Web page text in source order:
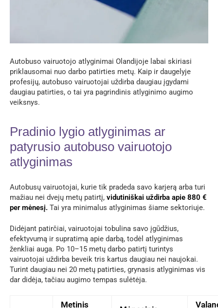
Autobuso vairuotojo atlyginimai Olandijoje labai skiriasi
priklausomai nuo darbo patirties metų. Kaip ir daugelyje
profesijų, autobuso vairuotojai uždirba daugiau įgydami
daugiau patirties, o tai yra pagrindinis atlyginimo augimo
veiksnys.
Pradinio lygio atlyginimas ar
patyrusio autobuso vairuotojo
atlyginimas
Autobusų vairuotojai, kurie tik pradeda savo karjerą arba turi
mažiau nei dvejų metų patirtį, vidutiniškai uždirba apie 880 €
per mėnesį. Tai yra minimalus atlyginimas šiame sektoriuje.
Didėjant patirčiai, vairuotojai tobulina savo įgūdžius,
efektyvumą ir supratimą apie darbą, todėl atlyginimas
ženkliai auga. Po 10–15 metų darbo patirtį turintys
vairuotojai uždirba beveik tris kartus daugiau nei naujokai.
Turint daugiau nei 20 metų patirties, grynasis atlyginimas vis
dar didėja, tačiau augimo tempas sulėtėja.
Metinis